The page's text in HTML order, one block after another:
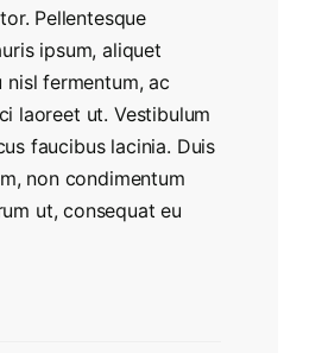
Pellentesque
ipsum, aliquet
fermentum, ac
laoreet ut. Vestibulum
faucibus lacinia. Duis
non condimentum
ut, consequat eu